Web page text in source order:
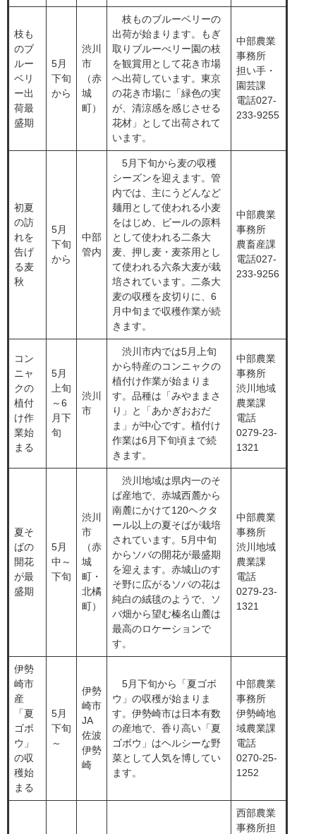
枝も
のブ
ルー
ベリ
ー出
荷最
盛期
5月
下旬
から
​渋川
市
（赤
城
町）
​ 枝ものブルーベリーの
出荷が始まります。もぎ
取りブルーべリー園の枝
を観賞用として花き市場
へ出荷しています。東京
の花き市場に「緑色の実
が、清涼感を感じさせる
花材」として出荷されて
います。
中部農業
事務所
担い手・
園芸課
電話027-
233-9255
初夏
の訪
れを
告げ
る麦
秋
​5月
下旬
から
​中部
管内
5月下旬から麦の収穫
シーズンを迎えます。管
内では、主にうどんなど
麺用として使われる小麦
をはじめ、ビールの原料
として使われる二条大
麦、押し麦・麦茶用とし
て使われる六条大麦が栽
培されています。二条大
麦の収穫を皮切りに、6
月中旬まで収穫作業が続
きます。
中部農業
事務所
農畜産課
電話027-
233-9256
コン
ニャ
クの
植付
け作
業始
まる
​5月
上旬
～6
月下
旬
​渋川
市
​渋川市内では5月上旬
から特産のコンニャクの
植付け作業が始まりま
す。品種は「みやままさ
り」と「あかぎおおだ
ま」が中心です。植付け
作業は6月下旬頃まで続
きます。
中部農業
事務所
渋川地域
農業課
電話
0279-23-
1321
夏そ
ばの
開花
が最
盛期
​5月
中～
下旬
​渋川
市
（赤
城
町・
北橘
町）
​ 渋川地域は県内一のそ
ば産地で、赤城西麓から
南麓にかけて120ヘクタ
ール以上の夏そばが栽培
されています。5月中旬
からソバの開花が最盛期
を迎えます。赤城山のす
そ野に広がるソバの花は
純白の絨毯のようで、ソ
バ畑から望む榛名山麓は
最高のロケーションで
す。
中部農業
事務所
渋川地域
農業課
電話
0279-23-
1321
伊勢
崎市
産
「夏
ゴボ
ウ」
の収
穫始
まる
​5月
下旬
～
​伊勢
崎市
JA
佐波
伊勢
崎
​ 5月下旬から「夏ゴボ
ウ」の収穫が始まりま
す。伊勢崎市は日本有数
の産地で、香り高い「夏
ゴボウ」はヘルシーな野
菜として人気を博してい
ます。
中部農業
事務所
伊勢崎地
域農業課
電話
0270-25-
1252
西部農業
事務所担